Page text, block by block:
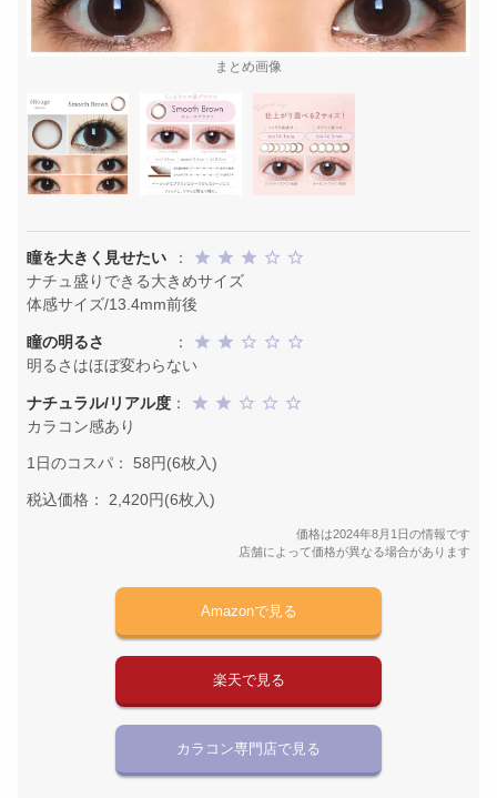
まとめ画像
瞳を大きく見せたい
：
ナチュ盛りできる大きめサイズ
体感サイズ/13.4mm前後
瞳の明るさ
：
明るさはほぼ変わらない
ナチュラル/リアル度 ：
カラコン感あり
1日のコスパ： 58円(6枚入)
税込価格： 2,420円(6枚入)
価格は2024年8月1日の情報です
店舗によって価格が異なる場合があります
Amazonで見る
楽天で見る
カラコン専門店で見る